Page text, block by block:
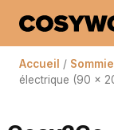
Accueil /
électrique (90 ×